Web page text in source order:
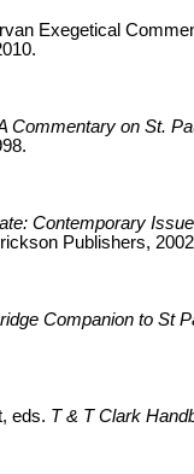
Exegetical
Commentary on St.
Contemporary
Publishers,
Companion to St
eds. T & T Clark